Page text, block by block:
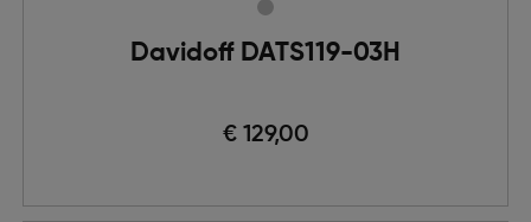
Davidoff DATS119-03H
€ 129,00